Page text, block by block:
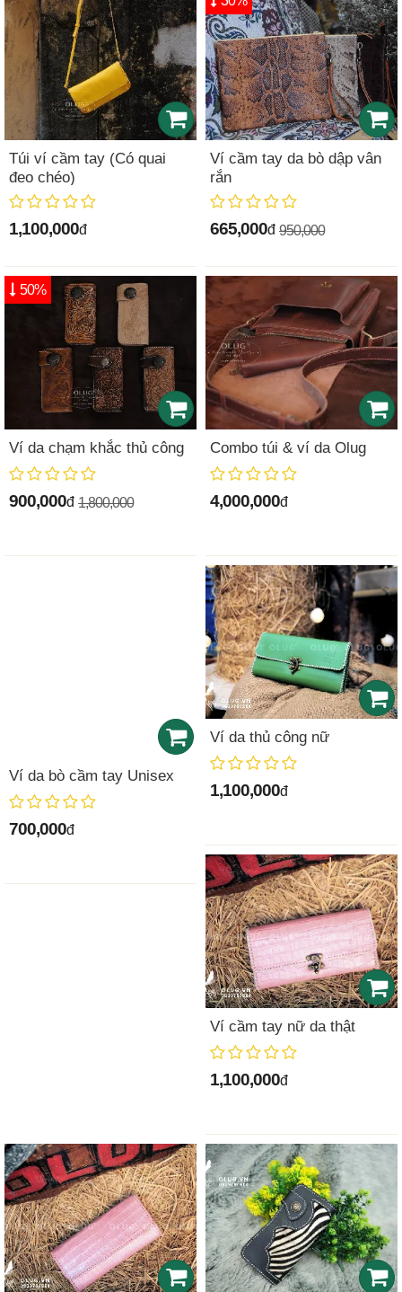
Túi ví cầm tay (Có quai
đeo chéo)
1,100,000đ
Ví cầm tay da bò dập vân
rắn
665,000đ 950,000
Ví da chạm khắc thủ công
900,000đ 1,800,000
50%
Combo túi & ví da Olug
4,000,000đ
Ví da bò cầm tay Unisex
700,000đ
Ví da thủ công nữ
1,100,000đ
Ví cầm tay nữ da thật
1,100,000đ